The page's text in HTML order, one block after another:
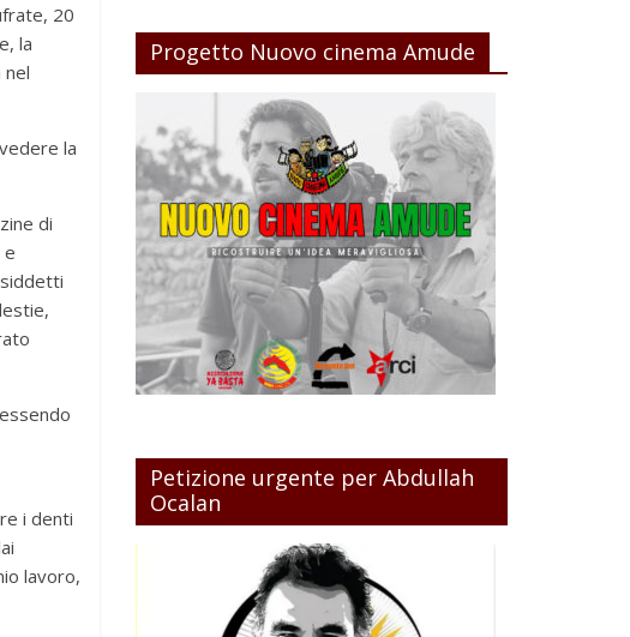
20
la
la
di
e
i denti
lavoro,
Progetto Nuovo cinema Amude
Petizione urgente per Abdullah
Ocalan